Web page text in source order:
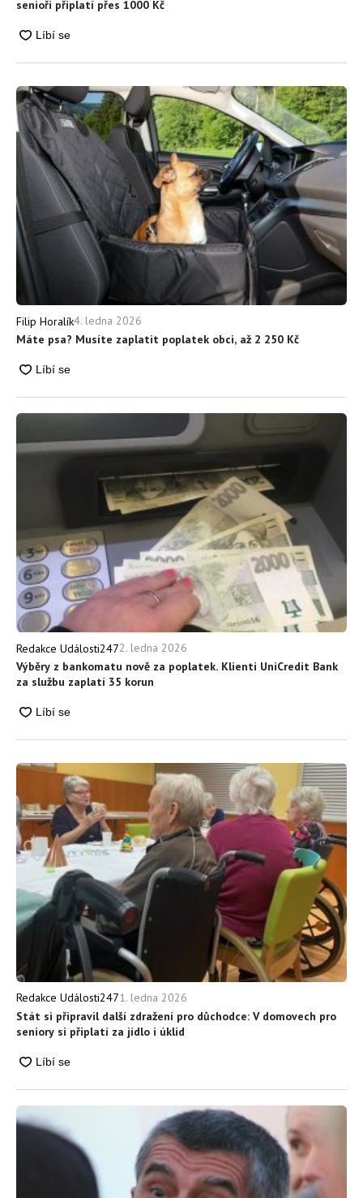
senioři připlatí přes 1000 Kč
Filip Horalík4. ledna 2026
Máte psa? Musíte zaplatit poplatek obci, až 2 250 Kč
Redakce Události2472. ledna 2026
Výběry z bankomatu nově za poplatek. Klienti UniCredit Bank
za službu zaplatí 35 korun
Redakce Události2471. ledna 2026
Stát si připravil další zdražení pro důchodce: V domovech pro
seniory si připlatí za jídlo i úklid